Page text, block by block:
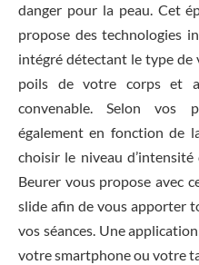
danger pour la peau. Cet
propose des technologies
intégré détectant le type de
poils de votre corps et
convenable. Selon vos
également en fonction de
choisir le niveau
Beurer vous propose avec
slide afin de vous apporter
vos séances. Une
votre smartphone ou votre